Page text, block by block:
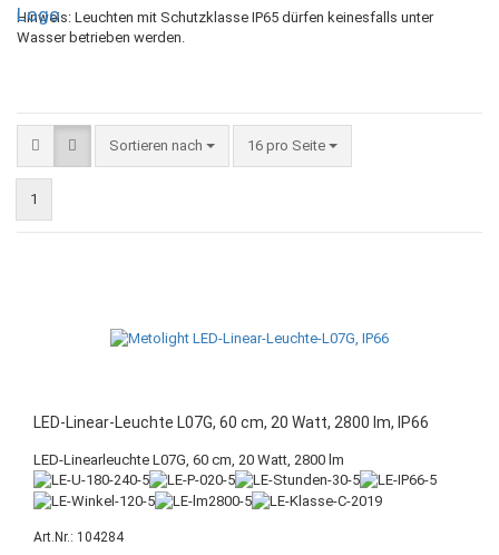
Hinweis: Leuchten mit Schutzklasse IP65 dürfen keinesfalls unter
Wasser betrieben werden.
Sortieren nach 16 pro Seite
1
LED-Linear-Leuchte L07G, 60 cm, 20 Watt, 2800 lm, IP66
LED-Linearleuchte L07G, 60 cm, 20 Watt, 2800 lm
Art.Nr.: 104284